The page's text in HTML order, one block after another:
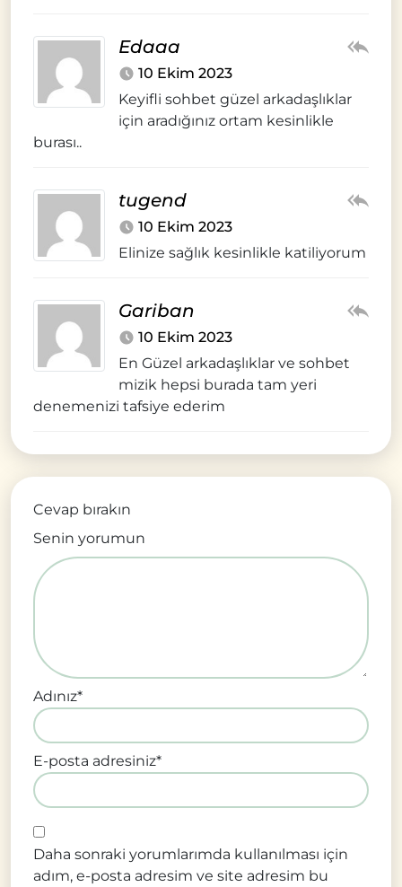
Edaaa
10 Ekim 2023
Keyifli sohbet güzel arkadaşlıklar
için aradığınız ortam kesinlikle
burası..
tugend
10 Ekim 2023
Elinize sağlık kesinlikle katiliyorum
Gariban
10 Ekim 2023
En Güzel arkadaşlıklar ve sohbet
mizik hepsi burada tam yeri
denemenizi tafsiye ederim
Cevap bırakın
Senin yorumun
Adınız*
E-posta adresiniz*
Daha sonraki yorumlarımda kullanılması için
adım, e-posta adresim ve site adresim bu